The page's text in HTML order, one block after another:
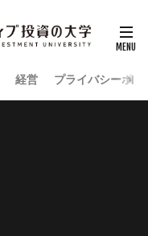
経営 プライバシーポリ